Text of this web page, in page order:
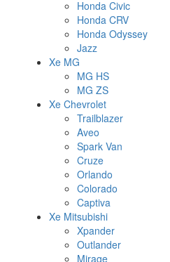
Honda Civic
Honda CRV
Honda Odyssey
Jazz
Xe MG
MG HS
MG ZS
Xe Chevrolet
Trailblazer
Aveo
Spark Van
Cruze
Orlando
Colorado
Captiva
Xe Mitsubishi
Xpander
Outlander
Mirage